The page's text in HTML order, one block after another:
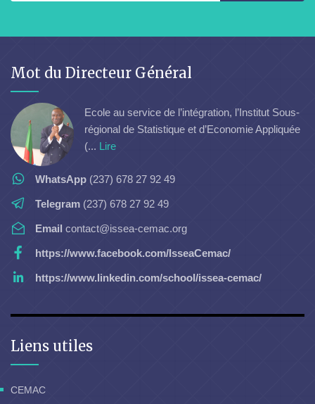
Mot du Directeur Général
Ecole au service de l’intégration, l’Institut Sous-
régional de Statistique et d’Economie Appliquée
(... Lire
WhatsApp (237) 678 27 92 49
Telegram (237) 678 27 92 49
Email contact@issea-cemac.org
https://www.facebook.com/IsseaCemac/
https://www.linkedin.com/school/issea-cemac/
Liens utiles
CEMAC